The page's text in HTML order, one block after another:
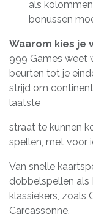
als
bonussen
Waarom kies je
999 Games weet
beurten tot je
strijd om
laatste
straat te kunnen
spellen, met voor
Van snelle
dobbelspellen als
klassiekers, zoals
Carcassonne.